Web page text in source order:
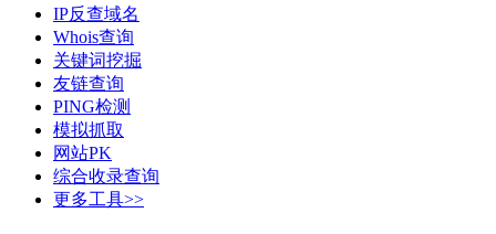
IP反查域名
Whois查询
关键词挖掘
友链查询
PING检测
模拟抓取
网站PK
综合收录查询
更多工具>>